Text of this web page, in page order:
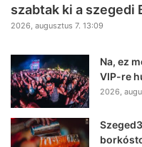
szabtak ki a szegedi
2026, augusztus 7. 13:09
Na, ez
VIP-re
2026,